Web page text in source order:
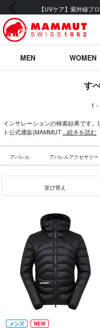
会員登録で【
前の画像
MEN WOMEN
す
1 -
インサレーションの検索結果です
ト公式通販(MAMMUT...続きを読む
アパレル アパレルアクセサリー
並び替え
メンズ NEW